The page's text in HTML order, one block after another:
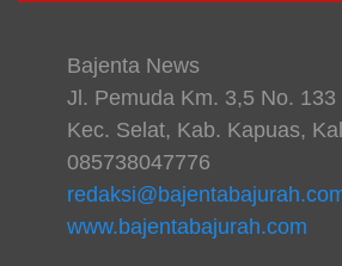
Bajenta News
Jl. Pemuda Km. 3,5 No.
Kec. Selat, Kab. Kapuas,
085738047776
www.bajentabajurah.com